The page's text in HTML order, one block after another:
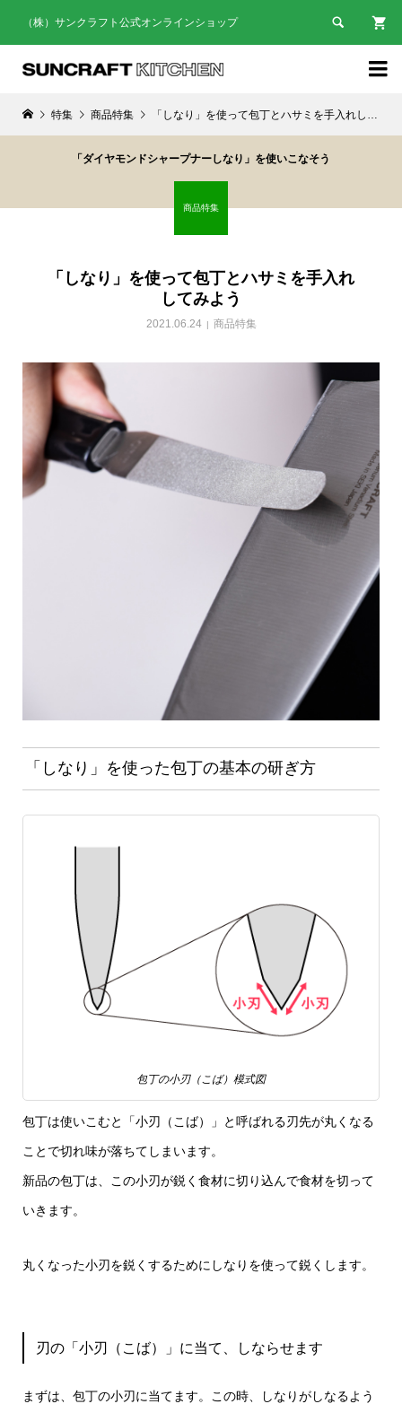
（株）サンクラフト公式オンラインショップ 

特集 商品特集 「しなり」を使って包丁とハサミを手入れしてみよう
「ダイヤモンドシャープナーしなり」を使いこなそう
商品特集
「しなり」を使って包丁とハサミを手入れ
してみよう
2021.06.24 商品特集
「しなり」を使った包丁の基本の研ぎ方
包丁の小刃（こば）模式図
包丁は使いこむと「小刃（こば）」と呼ばれる刃先が丸くなる
ことで切れ味が落ちてしまいます。
新品の包丁は、この小刃が鋭く食材に切り込んで食材を切って
いきます。
丸くなった小刃を鋭くするためにしなりを使って鋭くします。
刃の「小刃（こば）」に当て、しならせます
まずは、包丁の小刃に当てます。この時、しなりがしなるよう